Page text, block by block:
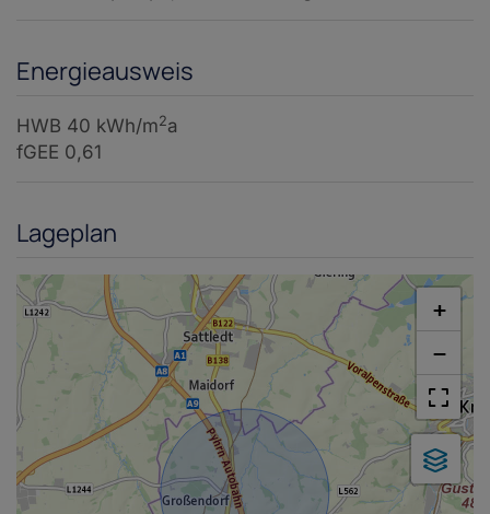
Energieausweis
HWB 40 kWh/m2a
fGEE 0,61
Lageplan
+
−